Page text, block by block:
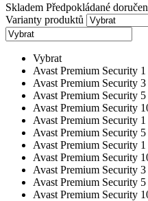
Skladem Předpokládané
Varianty produktů
Vybrat
Avast Premium Security
Avast Premium Security
Avast Premium Security
Avast Premium Security
Avast Premium Security
Avast Premium Security
Avast Premium Security
Avast Premium Security
Avast Premium Security
Avast Premium Security
Avast Premium Security